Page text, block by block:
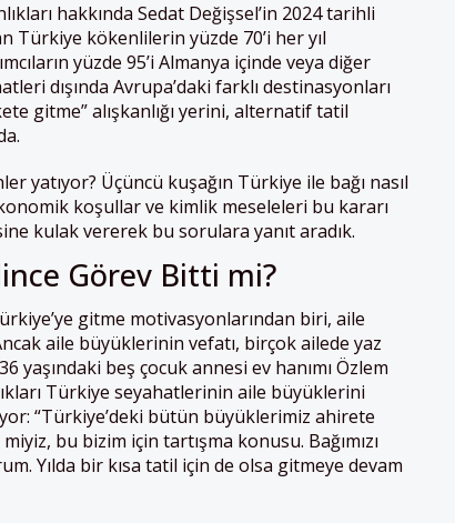
hakkında Sedat Değişsel’in 2024 tarihli
Türkiye kökenlilerin yüzde 70’i her yıl
yüzde 95’i Almanya içinde veya diğer
dışında Avrupa’daki farklı destinasyonları
gitme” alışkanlığı yerini, alternatif tatil
yatıyor? Üçüncü kuşağın Türkiye ile bağı nasıl
koşullar ve kimlik meseleleri bu kararı
kulak vererek bu sorulara yanıt aradık.
Görev Bitti mi?
gitme motivasyonlarından biri, aile
aile büyüklerinin vefatı, birçok ailede yaz
yaşındaki beş çocuk annesi ev hanımı Özlem
Türkiye seyahatlerinin aile büyüklerini
“Türkiye’deki bütün büyüklerimiz ahirete
bu bizim için tartışma konusu. Bağımızı
Yılda bir kısa tatil için de olsa gitmeye devam